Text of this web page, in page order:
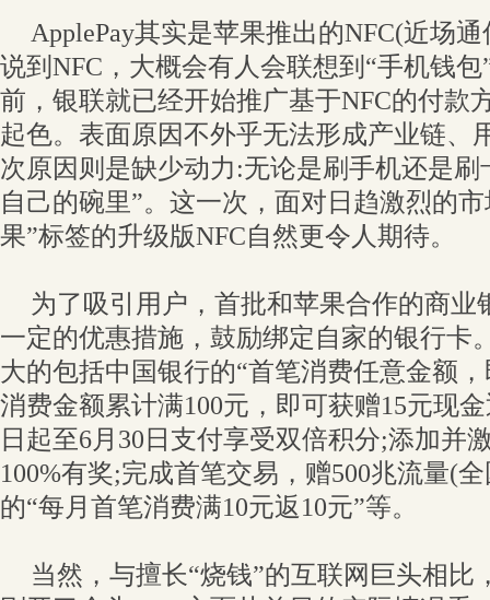
ApplePay其实是苹果推出的NFC(近场
说到NFC，大概会有人会联想到“手机钱
前，银联就已经开始推广基于NFC的付款
起色。表面原因不外乎无法形成产业链、
次原因则是缺少动力:无论是刷手机还是刷
自己的碗里”。这一次，面对日趋激烈的
果”标签的升级版NFC自然更令人期待。
为了吸引用户，首批和苹果合作的商业
一定的优惠措施，鼓励绑定自家的银行卡
大的包括中国银行的“首笔消费任意金额
消费金额累计满100元，即可获赠15元现
日起至6月30日支付享受双倍积分;添加并
100%有奖;完成首笔交易，赠500兆流量(
的“每月首笔消费满10元返10元”等。
当然，与擅长“烧钱”的互联网巨头相比